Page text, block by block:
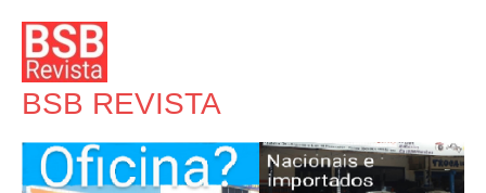
para
conteúdo
BSB REVISTA